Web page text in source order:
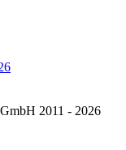
2011 - 2026